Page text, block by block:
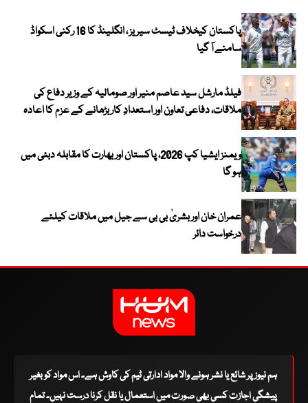
پاکستان کیخلاف ٹیسٹ سیریز ، انگلینڈ کا 16 رکنی اسکواڈ
سامنے آ گیا
فیلڈ مارشل سید عاصم منیر اور صومالیہ کے وزیر دفاع کی
ملاقات، دفاعی تعاون اور استعدادِ کار بڑھانے کے عزم کا اعادہ
ویمنز ایشیا کپ 2026، پاکستان اور بھارت کا مقابلہ دبئی میں
ہو گا
عمران خان اور بشریٰ بی بی سے جیل میں ملاقات کیلئے
درخواست دائر
ہم نیوز پر شائع یا نشر ہونے والا مواد ادارتی ٹیم کی کاوش ہے۔ اس مواد کو بغیر
پیشگی اجازت کسی بھی صورت میں استعمال یا نقل کرنا درست نہیں۔ تمام